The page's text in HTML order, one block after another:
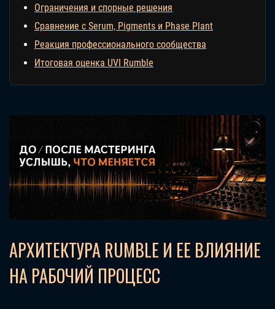
Ограничения и спорные решения
Сравнение с Serum, Pigments и Phase Plant
Реакция профессионального сообщества
Итоговая оценка UVI Rumble
АРХИТЕКТУРА RUMBLE И ЕЕ ВЛИЯНИЕ
НА РАБОЧИЙ ПРОЦЕСС